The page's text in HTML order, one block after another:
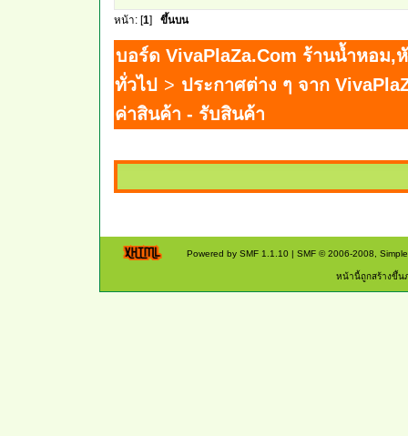
หน้า: [1] ขึ้นบน
บอร์ด VivaPlaZa.Com ร้านน้ำหอม
ทั่วไป > ประกาศต่าง ๆ จาก
ค่าสินค้า - รับสินค้า
Powered by SMF 1.1.10 | SMF © 2006-2008,
หน้านี้ถูกสร้างขึ้น